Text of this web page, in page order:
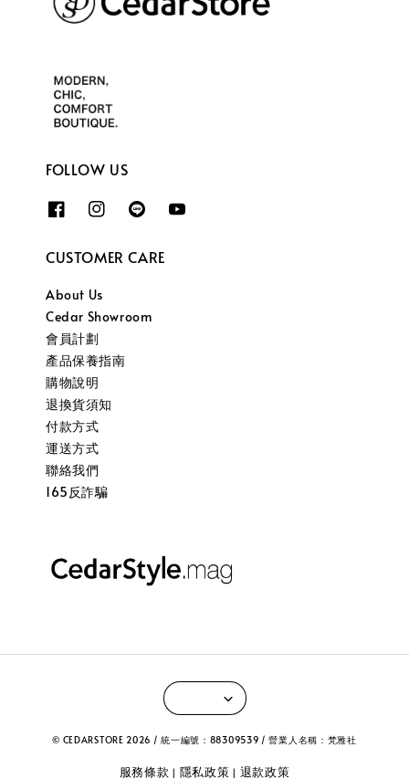
FOLLOW US
CUSTOMER CARE
About Us
Cedar Showroom
會員計劃
產品保養指南
購物說明
退換貨須知
付款方式
運送方式
聯絡我們
165反詐騙
© CEDARSTORE 2026 / 統一編號：88309539 / 營業人名稱：梵雅社
服務條款 | 隱私政策 | 退款政策